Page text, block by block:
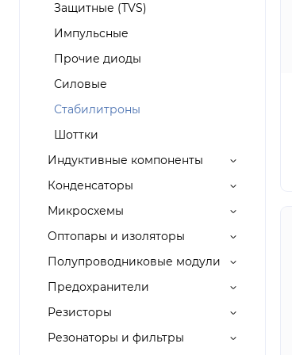
Защитные (TVS)
Импульсные
Прочие диоды
Силовые
Стабилитроны
Шоттки
Индуктивные компоненты
Конденсаторы
Микросхемы
Оптопары и изоляторы
Полупроводниковые модули
Предохранители
Резисторы
Резонаторы и фильтры